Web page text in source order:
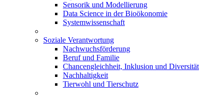
Sensorik und Modellierung
Data Science in der Bioökonomie
Systemwissenschaft
Soziale Verantwortung
Nachwuchsförderung
Beruf und Familie
Chancengleichheit, Inklusion und Diversität
Nachhaltigkeit
Tierwohl und Tierschutz